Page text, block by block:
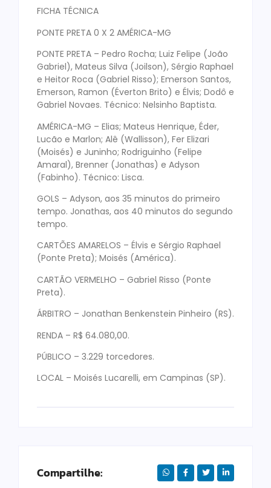
FICHA TÉCNICA
PONTE PRETA 0 X 2 AMÉRICA-MG
PONTE PRETA – Pedro Rocha; Luiz Felipe (João
Gabriel), Mateus Silva (Joilson), Sérgio Raphael
e Heitor Roca (Gabriel Risso); Emerson Santos,
Emerson, Ramon (Éverton Brito) e Élvis; Dodô e
Gabriel Novaes. Técnico: Nelsinho Baptista.
AMÉRICA-MG – Elias; Mateus Henrique, Éder,
Lucão e Marlon; Alê (Wallisson), Fer Elizari
(Moisés) e Juninho; Rodriguinho (Felipe
Amaral), Brenner (Jonathas) e Adyson
(Fabinho). Técnico: Lisca.
GOLS – Adyson, aos 35 minutos do primeiro
tempo. Jonathas, aos 40 minutos do segundo
tempo.
CARTÕES AMARELOS – Élvis e Sérgio Raphael
(Ponte Preta); Moisés (América).
CARTÃO VERMELHO – Gabriel Risso (Ponte
Preta).
ÁRBITRO – Jonathan Benkenstein Pinheiro (RS).
RENDA – R$ 64.080,00.
PÚBLICO – 3.229 torcedores.
LOCAL – Moisés Lucarelli, em Campinas (SP).
Compartilhe: